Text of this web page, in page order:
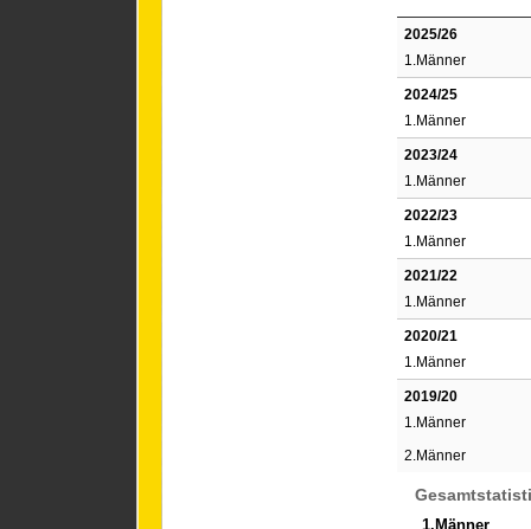
2025/26
1.Männer
2024/25
1.Männer
2023/24
1.Männer
2022/23
1.Männer
2021/22
1.Männer
2020/21
1.Männer
2019/20
1.Männer
2.Männer
1.Männer